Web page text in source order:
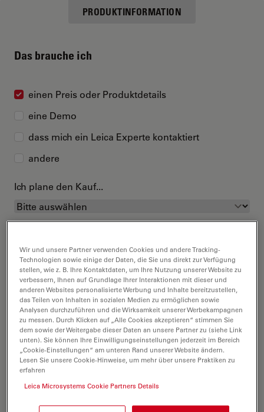
PRODUKTINFORMATION
Das brauche ich
einen Preis oder Produktdetails
eine Demo
dass mich ein Leica Experte kontaktiert
andere
Ich plane den Kauf...
Das bin ich
Akademischer Grad
Vorname
Wir und unsere Partner verwenden Cookies und andere Tracking-
Technologien sowie einige der Daten, die Sie uns direkt zur Verfügung
stellen, wie z. B. Ihre Kontaktdaten, um Ihre Nutzung unserer Website zu
verbessern, Ihnen auf Grundlage Ihrer Interaktionen mit dieser und
anderen Websites personalisierte Werbung und Inhalte bereitzustellen,
das Teilen von Inhalten in sozialen Medien zu ermöglichen sowie
Analysen durchzuführen und die Wirksamkeit unserer Werbekampagnen
zu messen. Durch Klicken auf „Alle Cookies akzeptieren“ stimmen Sie
dem sowie der Weitergabe dieser Daten an unsere Partner zu (siehe Link
unten). Sie können Ihre Einwilligungseinstellungen jederzeit im Bereich
„Cookie-Einstellungen“ am unteren Rand unserer Website ändern.
Lesen Sie unsere Cookie-Hinweise, um mehr über unsere Praktiken zu
erfahren
Leica Microsystems Cookie Partners Details